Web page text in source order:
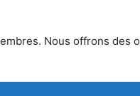
Nous offrons